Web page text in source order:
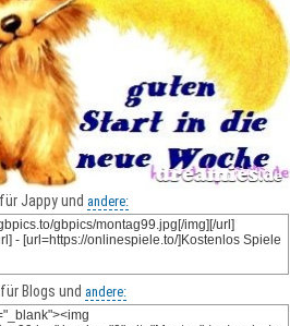
Jappy und andere:
Blogs und andere: